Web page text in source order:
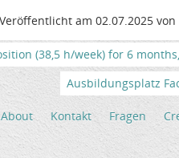
am 02.07.2025
(38,5 h/week) for 6 months,
Ausbildungsplatz
About Kontakt Fragen